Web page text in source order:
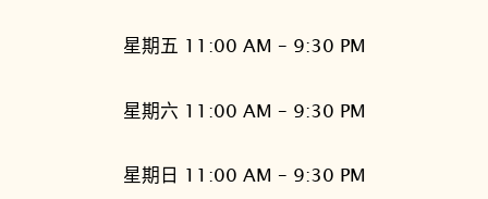
星期五 11:00 AM – 9:30 PM
星期六 11:00 AM – 9:30 PM
星期日 11:00 AM – 9:30 PM